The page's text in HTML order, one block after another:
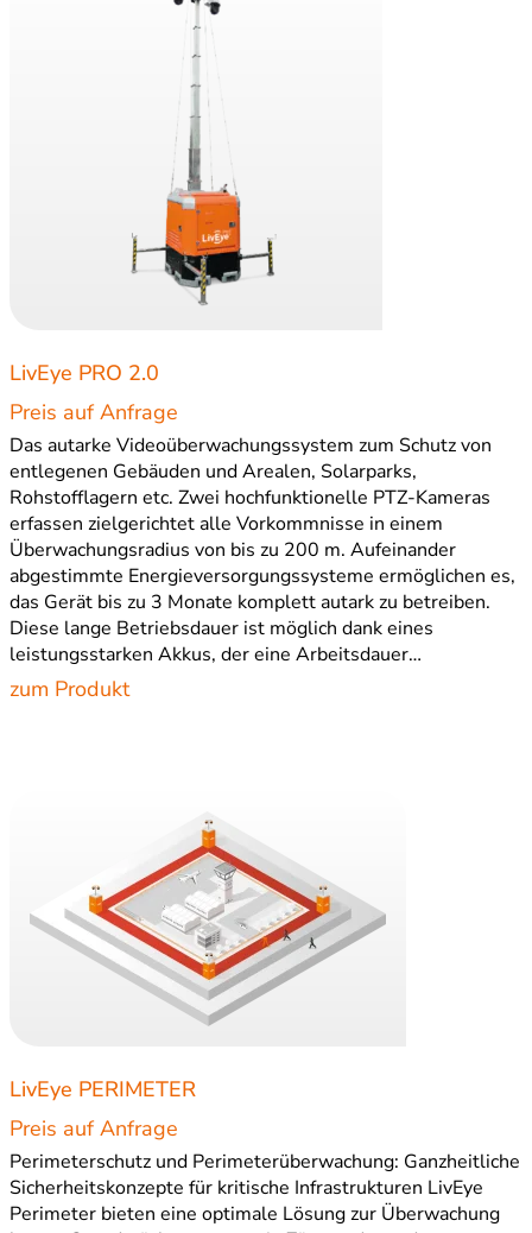
LivEye PRO 2.0
Preis auf Anfrage
Das autarke Videoüberwachungssystem zum Schutz von
entlegenen Gebäuden und Arealen, Solarparks,
Rohstofflagern etc. Zwei hochfunktionelle PTZ-Kameras
erfassen zielgerichtet alle Vorkommnisse in einem
Überwachungsradius von bis zu 200 m. Aufeinander
abgestimmte Energieversorgungssysteme ermöglichen es,
das Gerät bis zu 3 Monate komplett autark zu betreiben.
Diese lange Betriebsdauer ist möglich dank eines
leistungsstarken Akkus, der eine Arbeitsdauer…
zum Produkt
LivEye PERIMETER
Preis auf Anfrage
Perimeterschutz und Perimeterüberwachung: Ganzheitliche
Sicherheitskonzepte für kritische Infrastrukturen LivEye
Perimeter bieten eine optimale Lösung zur Überwachung